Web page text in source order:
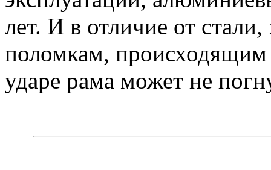
лет. И в отличие от
поломкам, происходящим
ударе рама может не